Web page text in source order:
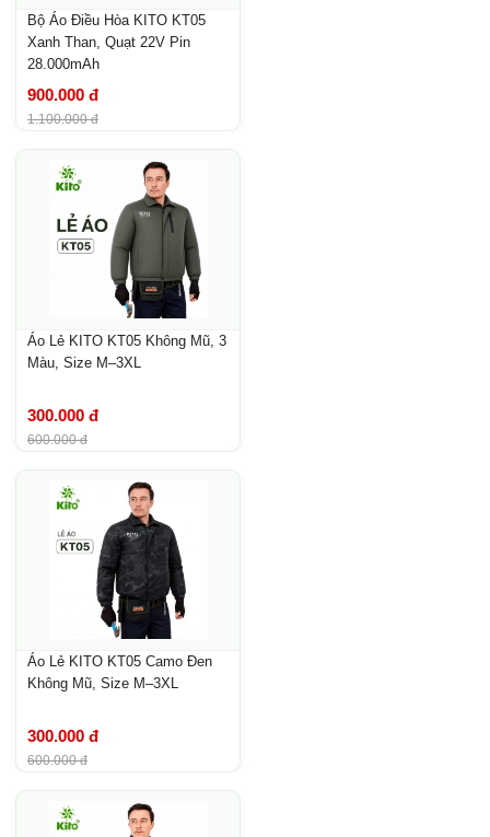
Bộ Áo Điều Hòa KITO KT05
Xanh Than, Quạt 22V Pin
28.000mAh
900.000 đ
1.100.000 đ
Áo Lẻ KITO KT05 Không Mũ, 3
Màu, Size M–3XL
300.000 đ
600.000 đ
Áo Lẻ KITO KT05 Camo Đen
Không Mũ, Size M–3XL
300.000 đ
600.000 đ